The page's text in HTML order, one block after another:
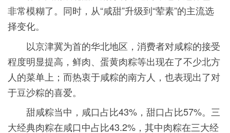
非常模糊了。同时，从“咸甜”升级到“荤素”的主流选
择变化。
以京津冀为首的华北地区，消费者对咸粽的接受
程度明显提高，鲜肉、蛋黄肉粽等出现在了不少北方
人的菜单上；而热衷于咸粽的南方人，也表现出了对
于豆沙粽的喜爱。
甜咸粽当中，咸口占比43%，甜口占比57%。三
大经典肉粽在咸口中占比43.2%，其中肉粽在三大经